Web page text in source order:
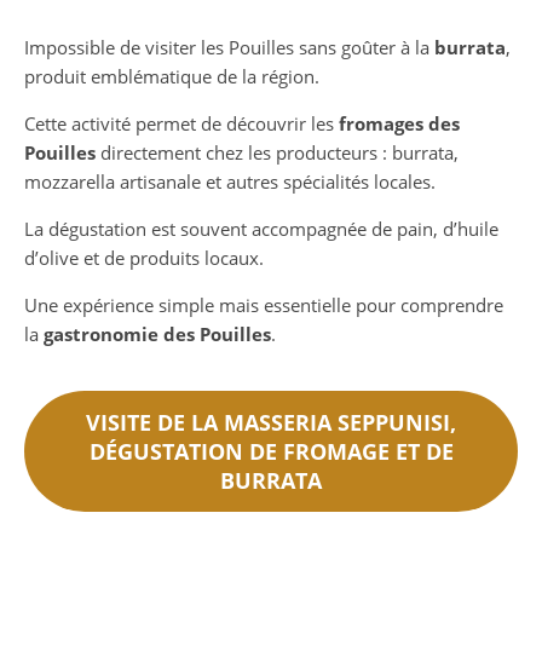
Impossible de visiter les Pouilles sans goûter à la burrata,
produit emblématique de la région.
Cette activité permet de découvrir les fromages des
Pouilles directement chez les producteurs : burrata,
mozzarella artisanale et autres spécialités locales.
La dégustation est souvent accompagnée de pain, d’huile
d’olive et de produits locaux.
Une expérience simple mais essentielle pour comprendre
la gastronomie des Pouilles.
VISITE DE LA MASSERIA SEPPUNISI,
DÉGUSTATION DE FROMAGE ET DE
BURRATA